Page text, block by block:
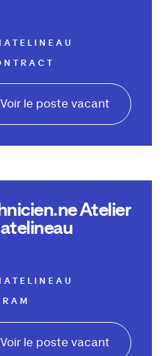
Voir le poste vacant
Atelier
Voir le poste vacant